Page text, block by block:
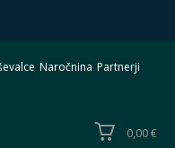
Naročnina Partnerji
0,00 €